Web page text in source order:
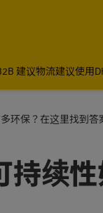
输物流公司
建议物流建议使用
环保？在这里找到答
持续性